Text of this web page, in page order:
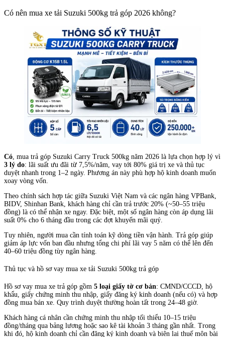
Có nên mua xe tải Suzuki 500kg trả góp 2026 không?
Có, mua trả góp Suzuki Carry Truck 500kg năm 2026 là lựa chọn hợp lý vì
3 lý do: lãi suất ưu đãi từ 7,5%/năm, vay tới 80% giá trị xe và thủ tục
duyệt nhanh trong 1–2 ngày. Phương án này phù hợp hộ kinh doanh muốn
xoay vòng vốn.
Theo chính sách hợp tác giữa Suzuki Việt Nam và các ngân hàng VPBank,
BIDV, Shinhan Bank, khách hàng chỉ cần trả trước 20% (~50–55 triệu
đồng) là có thể nhận xe ngay. Đặc biệt, một số ngân hàng còn áp dụng lãi
suất 0% cho 6 tháng đầu trong các đợt khuyến mãi quý.
Tuy nhiên, người mua cần tính toán kỹ dòng tiền vận hành. Trả góp giúp
giảm áp lực vốn ban đầu nhưng tổng chi phí lãi vay 5 năm có thể lên đến
40–60 triệu đồng tùy ngân hàng.
Thủ tục và hồ sơ vay mua xe tải Suzuki 500kg trả góp
Hồ sơ vay mua xe trả góp gồm 5 loại giấy tờ cơ bản: CMND/CCCD, hộ
khẩu, giấy chứng minh thu nhập, giấy đăng ký kinh doanh (nếu có) và hợp
đồng mua bán xe. Quy trình duyệt thường hoàn tất trong 24–48 giờ.
Khách hàng cá nhân cần chứng minh thu nhập tối thiểu 10–15 triệu
đồng/tháng qua bảng lương hoặc sao kê tài khoản 3 tháng gần nhất. Trong
khi đó, hộ kinh doanh chỉ cần đăng ký kinh doanh và biên lai thuế môn bài